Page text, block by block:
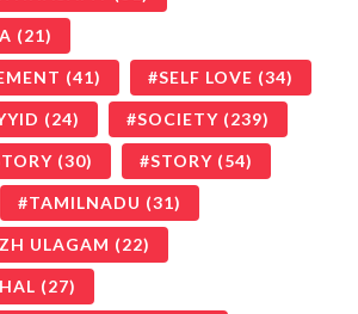
(21)
(41) SELF LOVE (34)
(24) SOCIETY (239)
(30) STORY (54)
TAMILNADU (31)
ULAGAM (22)
(27)